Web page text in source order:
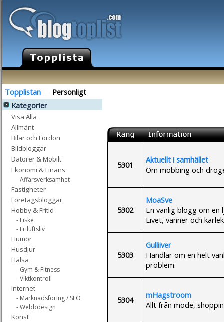
Topplistan — Personligt
Kategorier
Visa Alla
Allmänt
Bilar och Fordon
Bildbloggar
Datorer & Mobilt
Ekonomi & Finans
- Affärsverksamhet
Fastigheter
Företagsbloggar
Hobby & Fritid
- Fiske
- Friluftsliv
Humor
Husdjur
Hälsa
- Gym & Fitness
- Viktkontroll
Internet
- Marknadsföring / SEO
- Webbdesign
Konst
5301
Aktuellt i samhället
Om mobbing och
5302
MoaSve
En vanlig blogg om
Livet, vänner och
5303
Gulliiver
Handlar om en helt
problem.
5304
mHagstroom
Allt från mode,